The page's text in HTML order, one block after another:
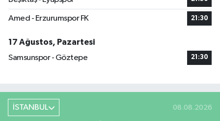
Amed - Erzurumspor FK 21:30
17 Ağustos, Pazartesi
Samsunspor - Göztepe
21:30
İSTANBUL 08.08.2026